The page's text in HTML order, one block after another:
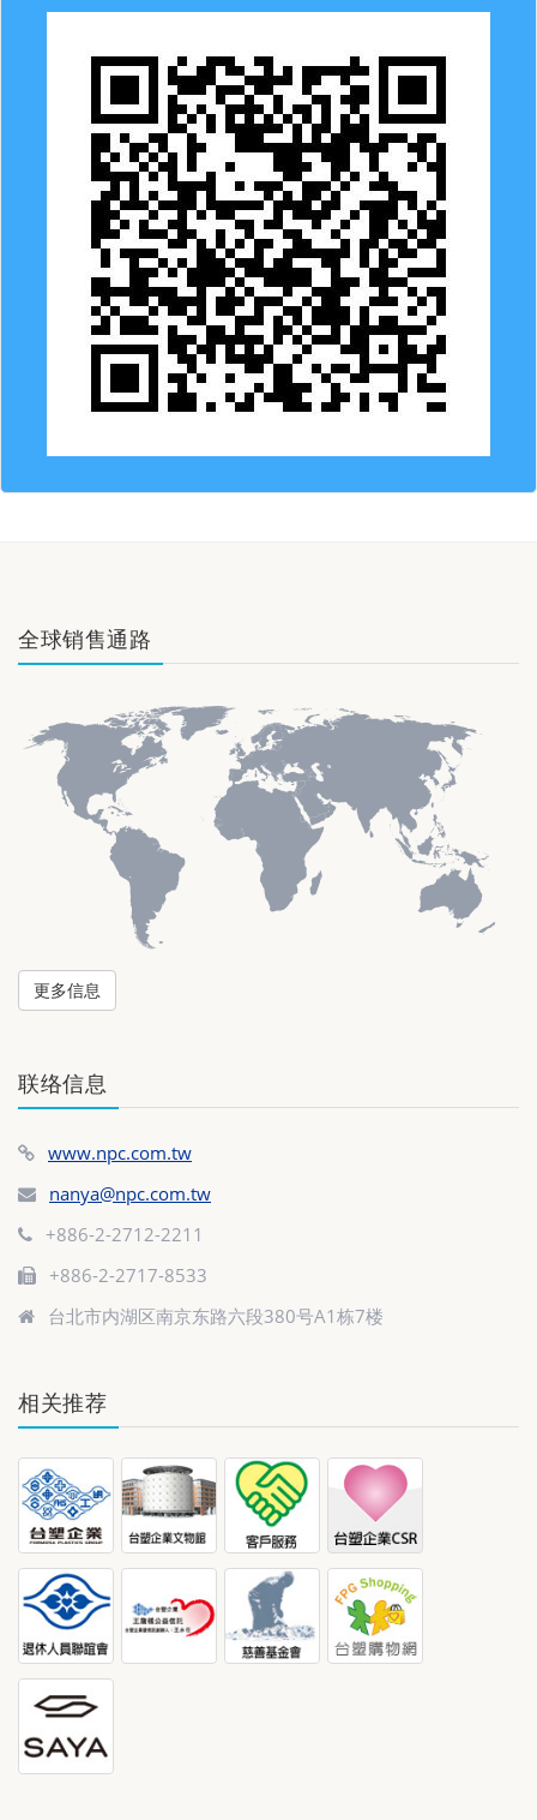
全球销售通路
更多信息
联络信息
www.npc.com.tw
nanya@npc.com.tw
+886-2-2712-2211
+886-2-2717-8533
台北市内湖区南京东路六段380号A1栋7楼
相关推荐